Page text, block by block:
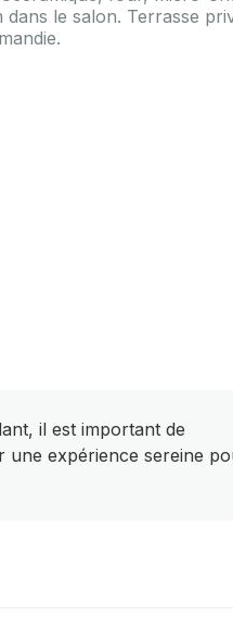
le salon. Terrasse
il est important de
une expérience sereine